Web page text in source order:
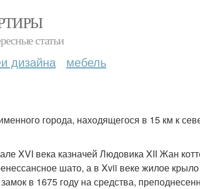
статьи
дизайна мебель
города, находящегося в 15 км к
XVI века казначей Людовика XII Жан
шато, а в Xvii веке жилое крыло
в 1675 году на средства,